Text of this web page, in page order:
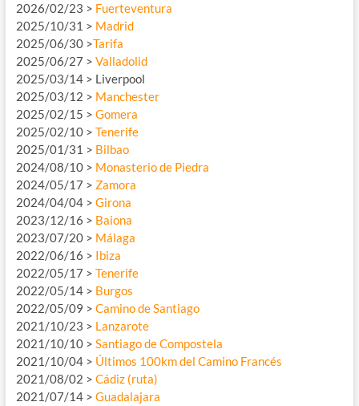
2026/02/23 > Fuerteventura
2025/10/31 > Madrid
2025/06/30 >Tarifa
2025/06/27 > Valladolid
2025/03/14 > Liverpool
2025/03/12 > Manchester
2025/02/15 > Gomera
2025/02/10 > Tenerife
2025/01/31 > Bilbao
2024/08/10 > Monasterio de Piedra
2024/05/17 > Zamora
2024/04/04 > Girona
2023/12/16 > Baiona
2023/07/20 > Málaga
2022/06/16 > Ibiza
2022/05/17 > Tenerife
2022/05/14 > Burgos
2022/05/09 > Camino de Santiago
2021/10/23 > Lanzarote
2021/10/10 > Santiago de Compostela
2021/10/04 > Últimos 100km del Camino Francés
2021/08/02 > Cádiz (ruta)
2021/07/14 > Guadalajara